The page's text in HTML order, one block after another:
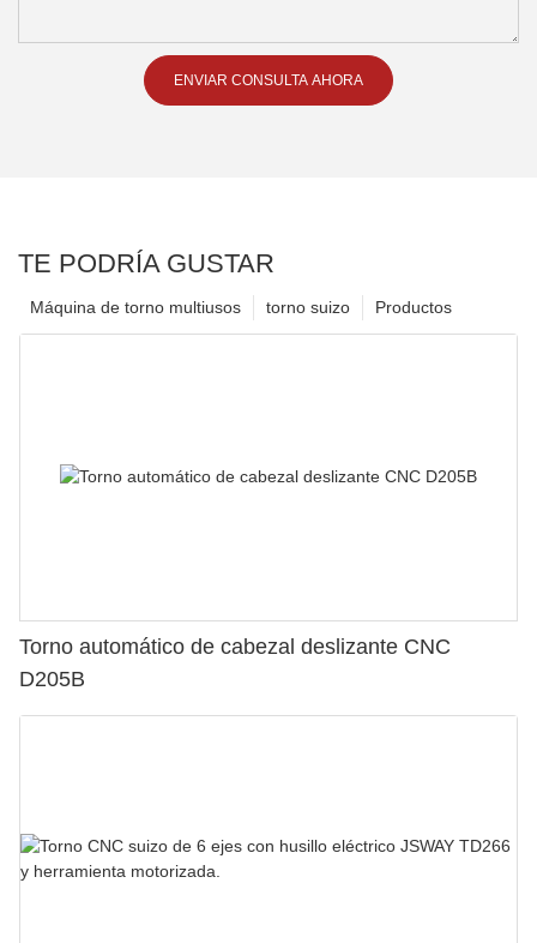
ENVIAR CONSULTA AHORA
TE PODRÍA GUSTAR
Productos
torno suizo
Máquina de torno multiusos
Torno automático de cabezal deslizante CNC
D205B